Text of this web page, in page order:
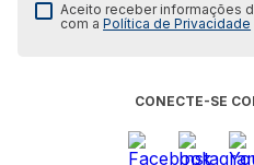
Aceito receber informações
com aPolítica de Privacidade
CONECTE-SE